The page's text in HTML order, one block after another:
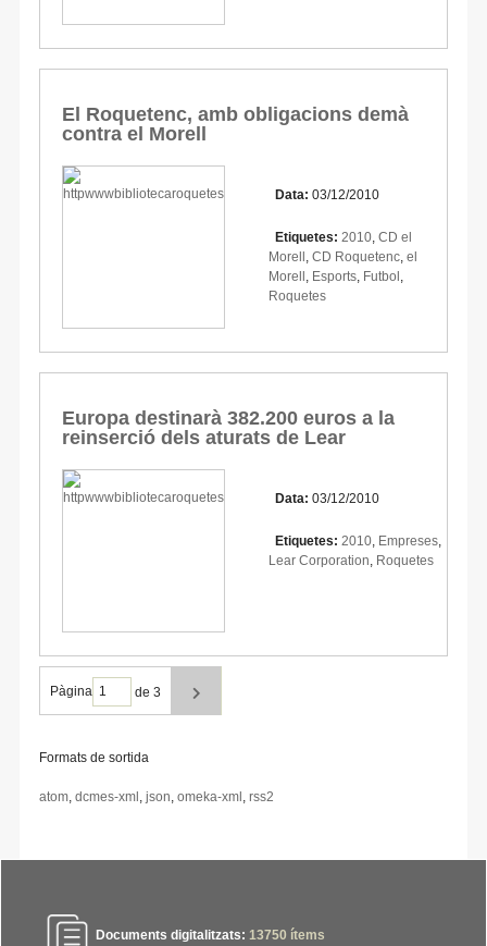
El Roquetenc, amb obligacions demà
contra el Morell
Data: 03/12/2010
Etiquetes: 2010 CD el
Morell CD Roquetenc el
Morell Esports Futbol
Roquetes
Europa destinarà 382.200 euros a la
reinserció dels aturats de Lear
Data: 03/12/2010
Etiquetes: 2010 Empreses
Lear Corporation Roquetes
Pàgina de 3
Formats de sortida
atom dcmes-xml json omeka-xml rss2
Documents digitalitzats: 13750 ítems